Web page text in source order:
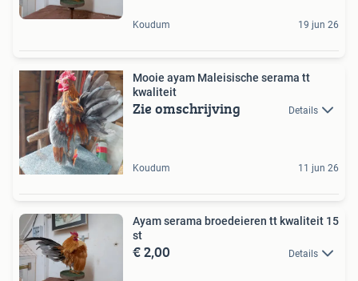
Koudum 19 jun 26
Mooie ayam Maleisische serama tt
kwaliteit
Zie omschrijving Details
Koudum 11 jun 26
Ayam serama broedeieren tt kwaliteit 15
st
€ 2,00 Details